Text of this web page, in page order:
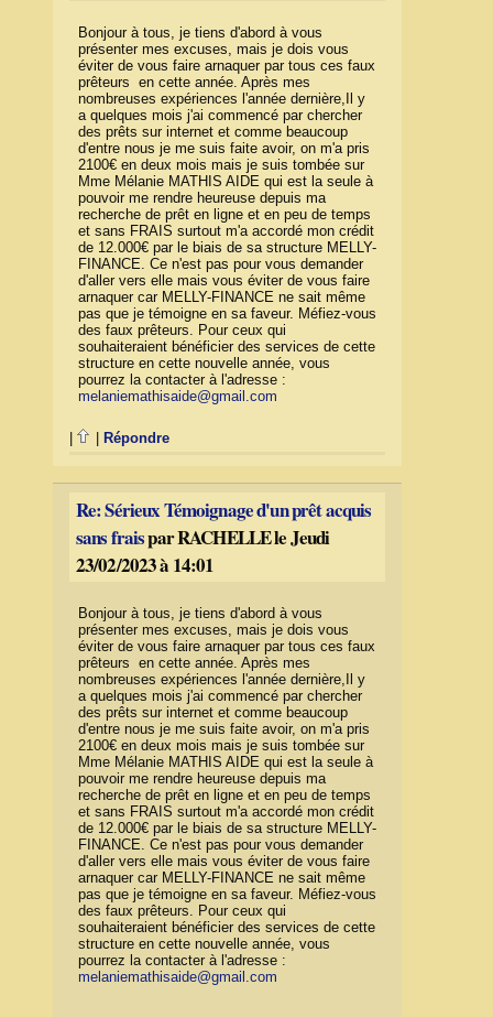
Bonjour à tous, je tiens d'abord à vous
présenter mes excuses, mais je dois vous
éviter de vous faire arnaquer par tous ces faux
prêteurs en cette année. Après mes
nombreuses expériences l'année dernière,Il y
a quelques mois j'ai commencé par chercher
des prêts sur internet et comme beaucoup
d'entre nous je me suis faite avoir, on m'a pris
2100€ en deux mois mais je suis tombée sur
Mme Mélanie MATHIS AIDE qui est la seule à
pouvoir me rendre heureuse depuis ma
recherche de prêt en ligne et en peu de temps
et sans FRAIS surtout m'a accordé mon crédit
de 12.000€ par le biais de sa structure MELLY-
FINANCE. Ce n'est pas pour vous demander
d'aller vers elle mais vous éviter de vous faire
arnaquer car MELLY-FINANCE ne sait même
pas que je témoigne en sa faveur. Méfiez-vous
des faux prêteurs. Pour ceux qui
souhaiteraient bénéficier des services de cette
structure en cette nouvelle année, vous
pourrez la contacter à l'adresse :
melaniemathisaide@gmail.com
Répondre
Re: Sérieux Témoignage d'un prêt acquis
sans fraispar RACHELLE le Jeudi
23/02/2023 à 14:01
Bonjour à tous, je tiens d'abord à vous
présenter mes excuses, mais je dois vous
éviter de vous faire arnaquer par tous ces faux
prêteurs en cette année. Après mes
nombreuses expériences l'année dernière,Il y
a quelques mois j'ai commencé par chercher
des prêts sur internet et comme beaucoup
d'entre nous je me suis faite avoir, on m'a pris
2100€ en deux mois mais je suis tombée sur
Mme Mélanie MATHIS AIDE qui est la seule à
pouvoir me rendre heureuse depuis ma
recherche de prêt en ligne et en peu de temps
et sans FRAIS surtout m'a accordé mon crédit
de 12.000€ par le biais de sa structure MELLY-
FINANCE. Ce n'est pas pour vous demander
d'aller vers elle mais vous éviter de vous faire
arnaquer car MELLY-FINANCE ne sait même
pas que je témoigne en sa faveur. Méfiez-vous
des faux prêteurs. Pour ceux qui
souhaiteraient bénéficier des services de cette
structure en cette nouvelle année, vous
pourrez la contacter à l'adresse :
melaniemathisaide@gmail.com